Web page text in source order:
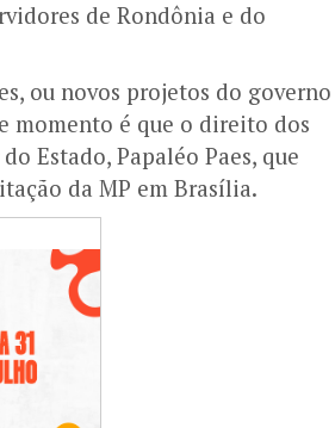
de Rondônia e do
ou novos projetos do governo
momento é que o direito dos
Estado, Papaléo Paes, que
da MP em Brasília.